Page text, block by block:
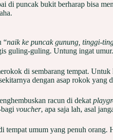
di puncak bukit berharap bisa
“naik ke puncak gunung, tinggi-
guling-guling. Untung ingat umur.
di sembarang tempat.
dengan asap rokok yang
racun di dekat
voucher, apa saja lah, asal
umum yang penuh orang.